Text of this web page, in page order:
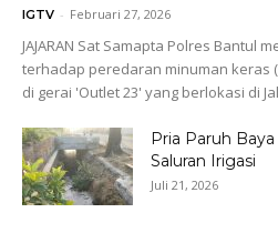
IGTV - Februari 27, 2026
JAJARAN Sat Samapta Polres Bantul
terhadap peredaran minuman keras
di gerai 'Outlet 23' yang berlokasi di
Pria Paruh
Saluran Irigasi
Juli 21, 2026